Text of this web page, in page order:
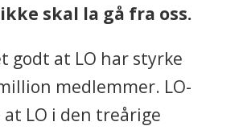
skal la gå fra oss.
godt at LO har styrke
medlemmer. LO-
LO i den treårige